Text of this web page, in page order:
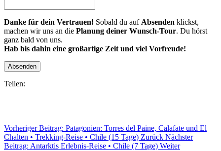
Danke für dein Vertrauen! Sobald du aufAbsenden klickst,
machen wir uns an die Planung deiner Wunsch-Tour. Du hörst
ganz bald von uns.
Hab bis dahin eine großartige Zeit und viel Vorfreude!
Absenden
Teilen:
Vorheriger Beitrag: Patagonien: Torres del Paine, Calafate und El
Chalten • Trekking-Reise • Chile (15 Tage) Zurück Nächster
Beitrag: Antarktis Erlebnis-Reise • Chile (7 Tage) Weiter